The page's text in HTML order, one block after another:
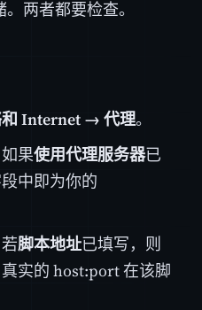
两者都要检查。
和 Internet → 代理。
果使用代理服务器已
中即为你的
脚本地址已填写，则
实的 host:port 在该脚